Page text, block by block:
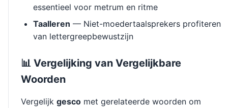
essentieel voor metrum en ritme
Taalleren — Niet-moedertaalsprekers profiteren
van lettergreepbewustzijn
📊 Vergelijking van Vergelijkbare
Woorden
Vergelijk gesco met gerelateerde woorden om